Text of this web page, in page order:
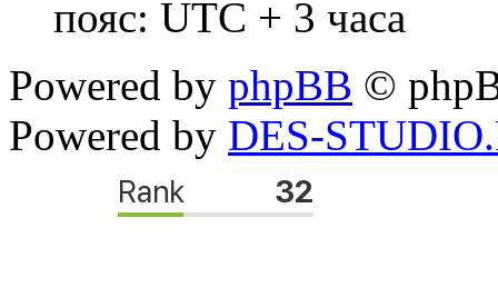
пояс: UTC + 3 часа
Powered by phpBB ©
Powered by DES-